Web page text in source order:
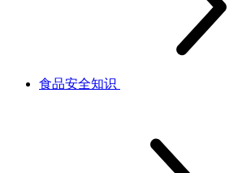
食品安全知识